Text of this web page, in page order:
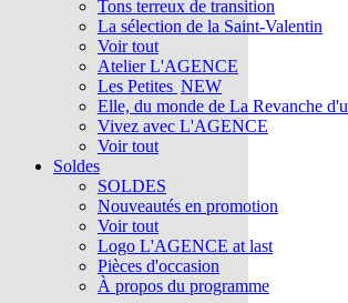
Tons terreux de transition
La sélection de la Saint-Valentin
Voir tout
Atelier L'AGENCE
Les Petites NEW
Elle, du monde de La Revanche
Vivez avec L'AGENCE
Voir tout
Soldes
SOLDES
Nouveautés en promotion
Voir tout
Logo L'AGENCE at last
Pièces d'occasion
À propos du programme